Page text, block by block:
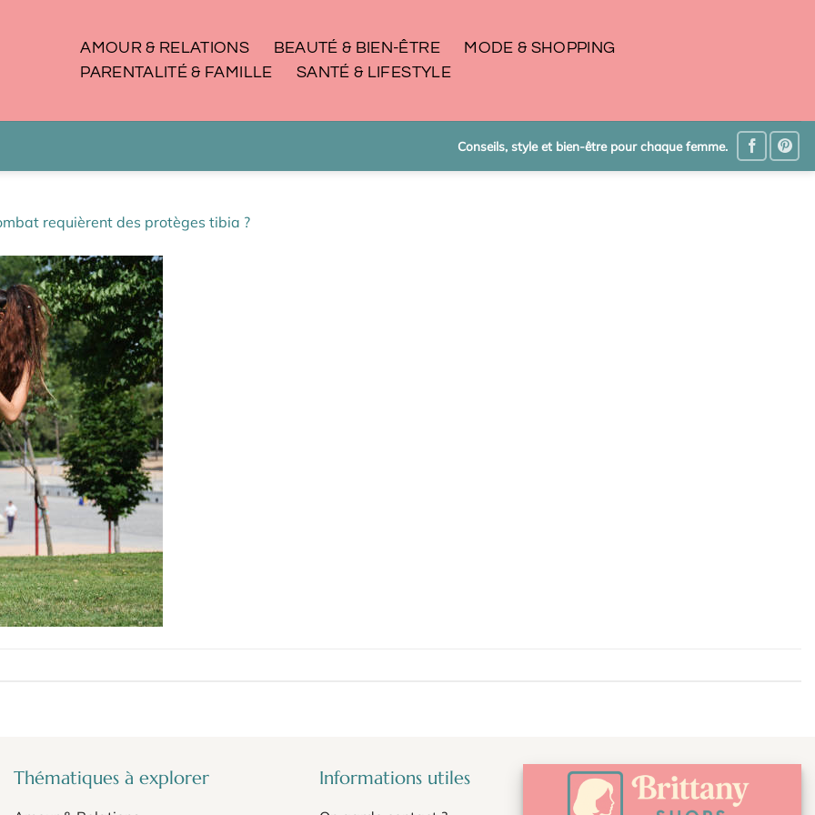
AMOUR & RELATIONS BEAUTÉ & BIEN-ÊTRE
MODE & SHOPPING
PARENTALITÉ & FAMILLE
SANTÉ & LIFESTYLE
Conseils, style et bien-être pour chaque femme.
requièrent des protèges tibia ?
Thématiques à explorer Informations utiles